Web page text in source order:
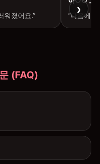
워졌어요.”
“다음에
›
(FAQ)